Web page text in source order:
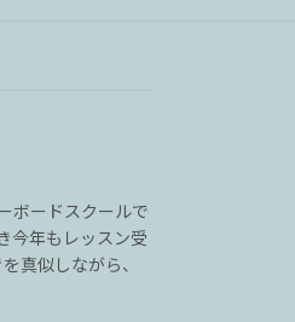
ボードスクールで
今年もレッスン受
真似しながら、